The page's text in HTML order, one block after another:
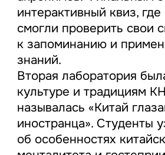
интерактивный квиз,
смогли проверить свои
к запоминанию и
знаний.
Вторая лаборатория
культуре и традициям
называлась «Китай
иностранца». Студенты
об особенностях